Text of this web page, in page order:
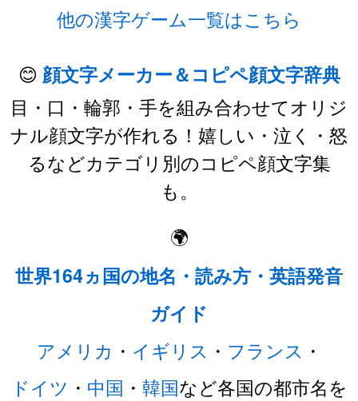
他の漢字ゲーム一覧はこちら
😊 顔文字メーカー＆コピペ顔文字辞典
目・口・輪郭・手を組み合わせてオリジ
ナル顔文字が作れる！嬉しい・泣く・怒
るなどカテゴリ別のコピペ顔文字集
も。
🌍
世界164ヵ国の地名・読み方・英語発音
ガイド
アメリカ ・ イギリス ・ フランス ・
ドイツ ・ 中国 ・ 韓国など各国の都市名を